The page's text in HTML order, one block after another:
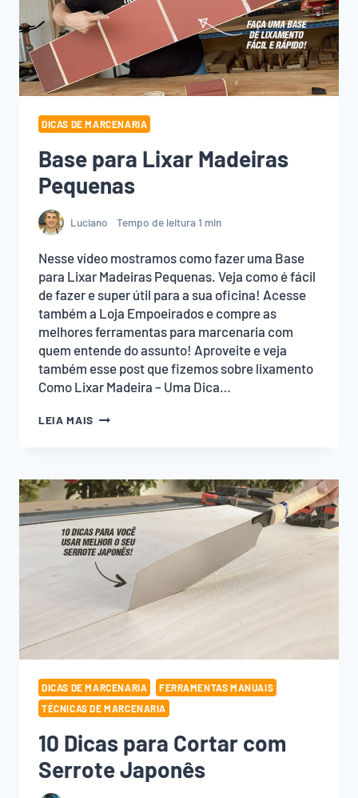
DICAS DE MARCENARIA
Base para Lixar Madeiras
Pequenas
Luciano Tempo de leitura1 min
Nesse vídeo mostramos como fazer uma Base
para Lixar Madeiras Pequenas. Veja como é fácil
de fazer e super útil para a sua oficina! Acesse
também a Loja Empoeirados e compre as
melhores ferramentas para marcenaria com
quem entende do assunto! Aproveite e veja
também esse post que fizemos sobre lixamento
Como Lixar Madeira – Uma Dica…
LEIA MAIS BASE
PEQUENAS
DICAS DE MARCENARIA
FERRAMENTAS MANUAIS
TÉCNICAS DE MARCENARIA
10 Dicas para Cortar com
Serrote Japonês